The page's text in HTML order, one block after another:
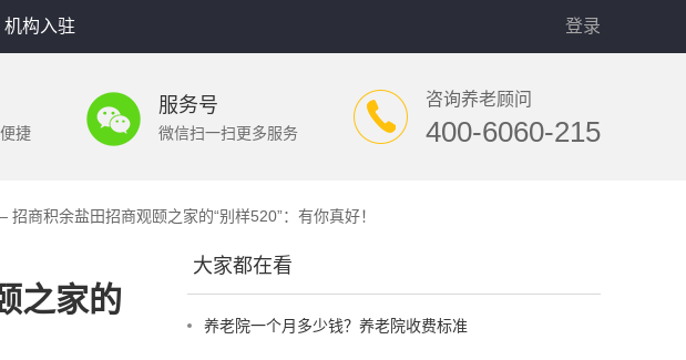
机构入驻 登录
捷
服务号
微信扫一扫更多服务
咨询养老顾问
400-6060-215
商积余盐田招商观颐之家的“别样520”：有你真好！
之家的
大家都在看
养老院一个月多少钱？养老院收费标准